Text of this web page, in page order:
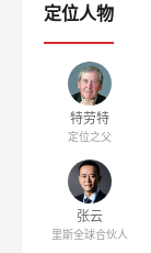
定位人物
特劳特
定位之父
张云
里斯全球合伙人